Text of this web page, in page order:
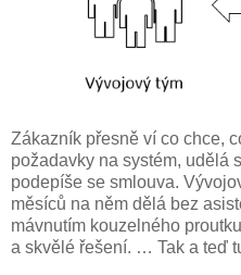
Zákazník přesně ví co chce,
požadavky na systém, udělá
podepíše se smlouva.
měsíců na něm dělá bez
mávnutím kouzelného
a skvělé řešení. … Tak a teď